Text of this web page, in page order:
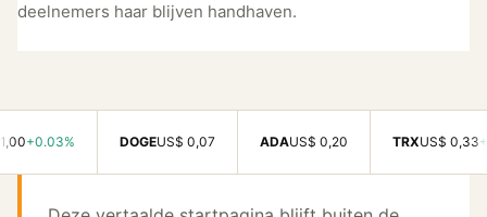
deelnemers haar blijven handhaven.
DOGEUS$ 0,07 ADAUS$ 0,20 US$ 0,33